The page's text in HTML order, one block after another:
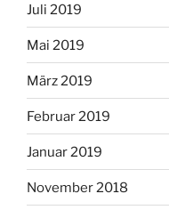
Juli 2019
Mai 2019
März 2019
Februar 2019
Januar 2019
November 2018